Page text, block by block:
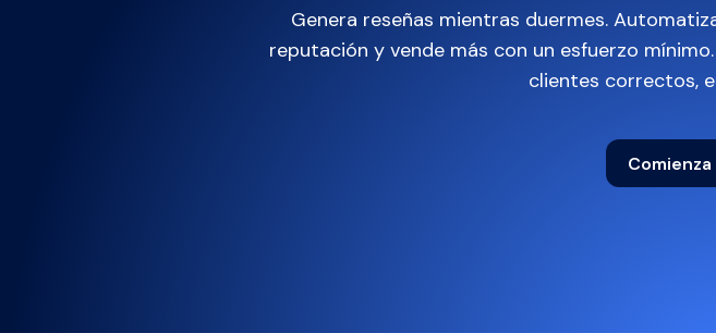
Genera reseñas mientras duermes.
reputación y vende más con un esfuerzo
clientes correctos,